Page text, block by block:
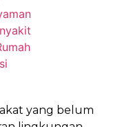
yang belum